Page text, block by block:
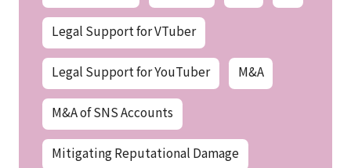
Legal Support for VTuber
Legal Support for YouTuber M&A
M&A of SNS Accounts
Mitigating Reputational Damage